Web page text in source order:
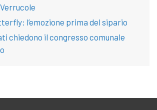
l’emozione prima del sipario
chiedono il congresso comunale